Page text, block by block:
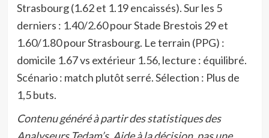
Strasbourg (1.62 et 1.19 encaissés). Sur les 5
derniers : 1.40/2.60 pour Stade Brestois 29 et
1.60/1.80 pour Strasbourg. Le terrain (PPG) :
domicile 1.67 vs extérieur 1.56, lecture : équilibré.
Scénario : match plutôt serré. Sélection : Plus de
1,5 buts.
Contenu généré à partir des statistiques des